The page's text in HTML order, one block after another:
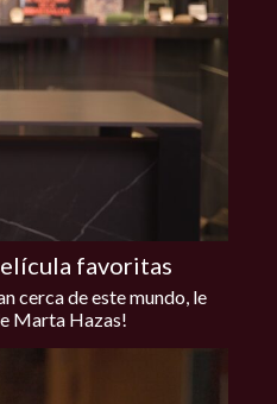
favoritas
cerca de este mundo, le
Marta Hazas!